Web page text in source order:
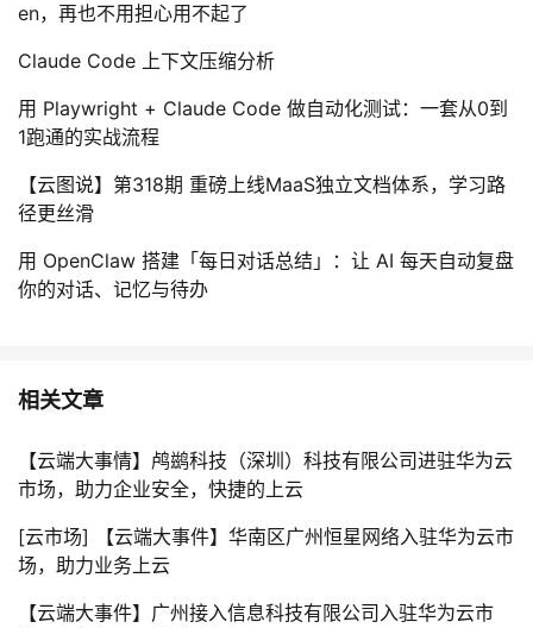
en，再也不用担心用不起了
Claude Code 上下文压缩分析
用 Playwright + Claude Code 做自动化测试：一套从0到
1跑通的实战流程
【云图说】第318期 重磅上线MaaS独立文档体系，学习路
径更丝滑
用 OpenClaw 搭建「每日对话总结」：让 AI 每天自动复盘
你的对话、记忆与待办
相关文章
【云端大事情】鸬鹚科技（深圳）科技有限公司进驻华为云
市场，助力企业安全，快捷的上云
[云市场] 【云端大事件】华南区广州恒星网络入驻华为云市
场，助力业务上云
【云端大事件】广州接入信息科技有限公司入驻华为云市